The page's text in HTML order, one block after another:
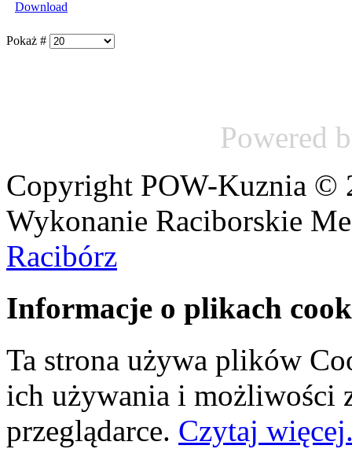
Pokaż #
Powered
Copyright POW-Kuznia ©
Wykonanie Raciborskie
Racibórz
Informacje o plikach
Ta strona używa plików
ich używania i możliwości
przeglądarce. Czytaj